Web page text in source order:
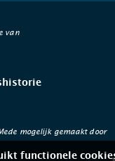
van
mogelijk gemaakt door
functionele